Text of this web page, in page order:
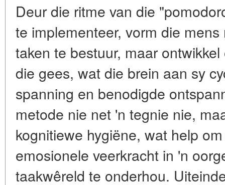
Deur die ritme van die
te implementeer, vorm die
taken te bestuur, maar
die gees, wat die brein aan sy
spanning en benodigde
metode nie net 'n tegnie nie,
kognitiewe hygiëne, wat help
emosionele veerkracht in 'n
taakwêreld te onderhou.